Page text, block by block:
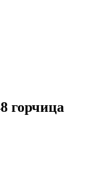
горчица